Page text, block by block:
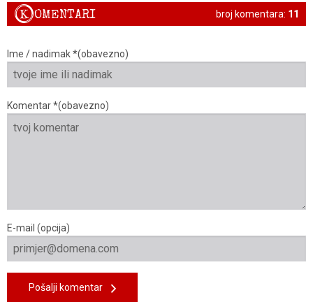
broj komentara: 11
KOMENTARI
Ime / nadimak *(obavezno)
Komentar *(obavezno)
E-mail (opcija)
Pošalji komentar